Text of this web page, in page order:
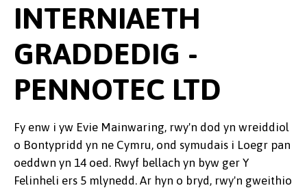
INTERNIAETH
GRADDEDIG -
PENNOTEC LTD
Fy enw i yw Evie Mainwaring, rwy'n dod yn wreiddiol
o Bontypridd yn ne Cymru, ond symudais i Loegr pan
oeddwn yn 14 oed. Rwyf bellach yn byw ger Y
Felinheli ers 5 mlynedd. Ar hyn o bryd, rwy'n gweithio